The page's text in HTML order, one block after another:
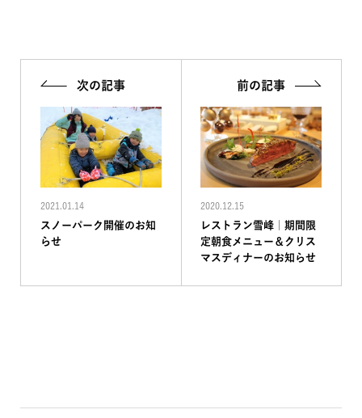
次の記事
2021.01.14
スノーパーク開催のお知
らせ
前の記事
2020.12.15
レストラン雪峰｜期間限
定朝食メニュー＆クリス
マスディナーのお知らせ